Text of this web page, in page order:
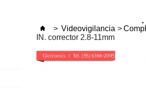
> Videovigilancia >
IN. corrector 2.8-11mm